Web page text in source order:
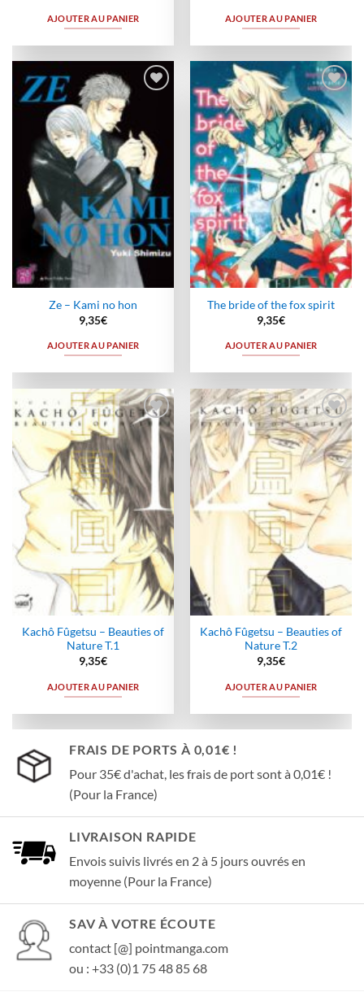
AJOUTER AU PANIER AJOUTER AU PANIER
Ze – Kami no hon
9,35€
AJOUTER AU PANIER
Ajouter
à la
wishlist
The bride of the fox spirit
9,35€
AJOUTER AU PANIER
Ajouter
à la
wishlist
Kachô Fûgetsu – Beauties of
Nature T.1
9,35€
AJOUTER AU PANIER
Ajouter
à la
wishlist
Kachô Fûgetsu – Beauties of
Nature T.2
9,35€
AJOUTER AU PANIER
FRAIS DE PORTS À 0,01€ !
Pour 35€ d'achat, les frais de port sont à 0,01€ !
(Pour la France)
LIVRAISON RAPIDE
Envois suivis livrés en 2 à 5 jours ouvrés en
moyenne (Pour la France)
SAV À VOTRE ÉCOUTE
contact [@] pointmanga.com
ou : +33 (0)1 75 48 85 68